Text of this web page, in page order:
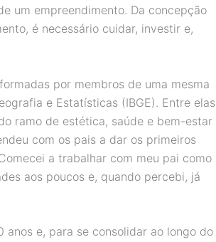
um empreendimento. Da concepção
é necessário cuidar, investir e,
por membros de uma mesma
e Estatísticas (IBGE). Entre elas
ramo de estética, saúde e bem-estar
com os pais a dar os primeiros
a trabalhar com meu pai como
aos poucos e, quando percebi, já
e, para se consolidar ao longo do